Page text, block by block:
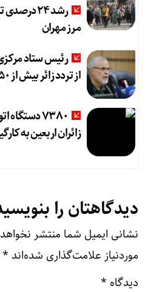
رشد ۲۴
مرز مهران
رئیس ستاد
از تردد زائر بیش از ۵۰ درصد است
۷۳۸۰
زائران اربعین به‌
دیدگاهتان را
نشانی ایمیل شما منتشر
موردنیاز علامت‌گذاری شده‌اند *
دیدگاه *